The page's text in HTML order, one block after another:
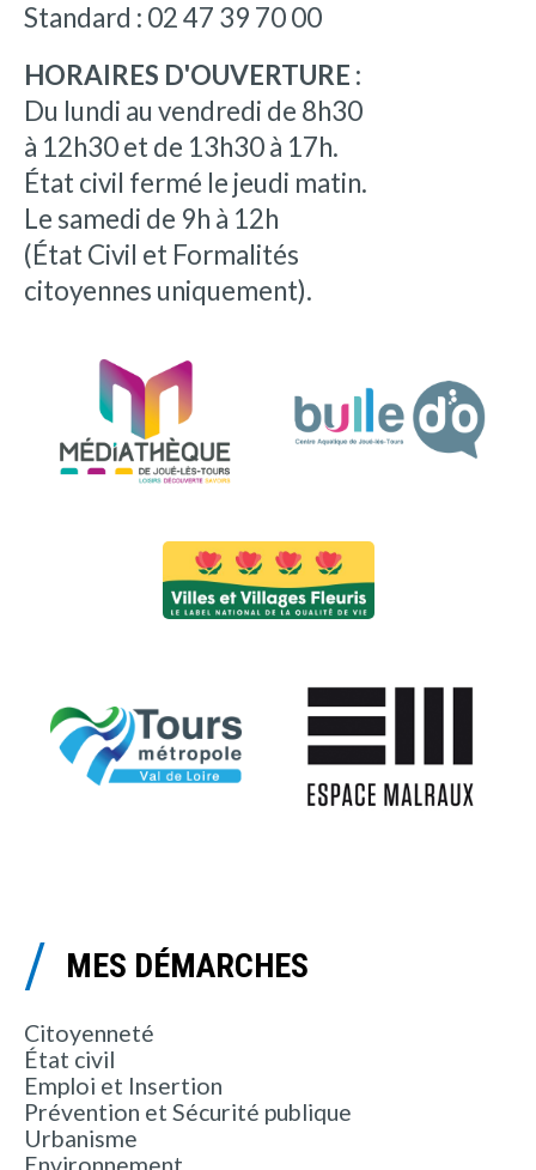
Standard : 02 47 39 70 00
HORAIRES D'OUVERTURE :
Du lundi au vendredi de 8h30
à 12h30 et de 13h30 à 17h.
État civil fermé le jeudi matin.
Le samedi de 9h à 12h
(État Civil et Formalités
citoyennes uniquement).
MES DÉMARCHES
Citoyenneté
État civil
Emploi et Insertion
Prévention et Sécurité publique
Urbanisme